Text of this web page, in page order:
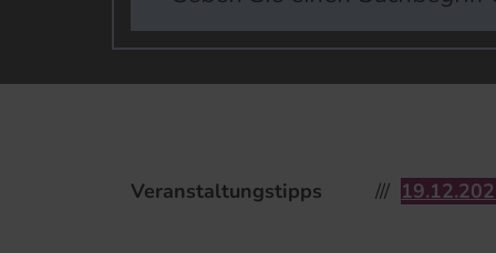
Veranstaltungstipps 19.​12.​2026